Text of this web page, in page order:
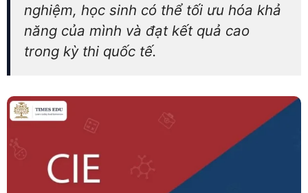
nghiệm, học sinh có thể tối ưu hóa khả
năng của mình và đạt kết quả cao
trong kỳ thi quốc tế.